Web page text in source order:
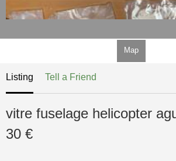
Map
Listing Tell a Friend
vitre fuselage helicopter
30 €